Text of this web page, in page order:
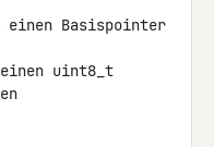
einen Basispointer
uint8_t